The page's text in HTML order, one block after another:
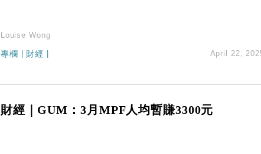
Louise Wong
專欄 財經 April 22,
財經｜GUM：3月MPF人均暫賺3300元